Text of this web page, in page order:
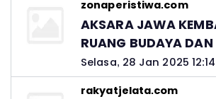
Jawab
zonaperistiwa.com
AKSARA JAWA
RUANG BUDAYA DAN
LELUHUR NUSANTARA
Selasa, 28 Jan 2025
rakyatjelata.com